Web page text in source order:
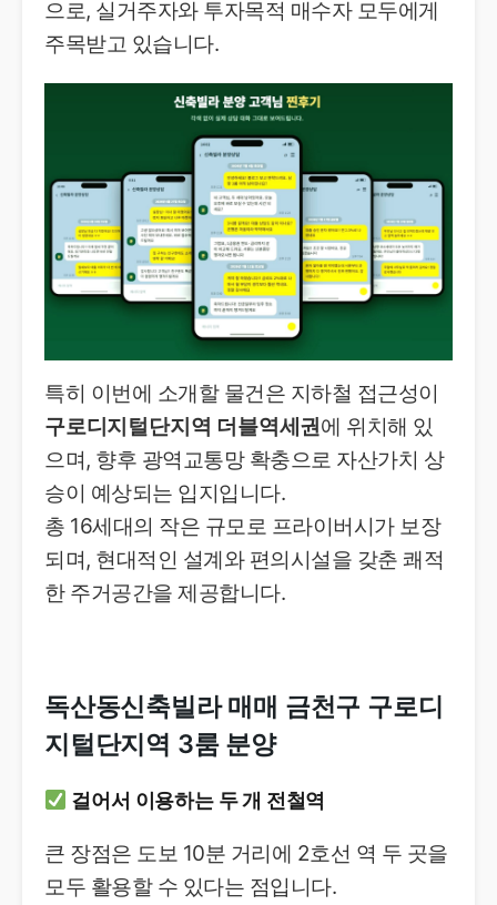
으로, 실거주자와 투자목적 매수자 모두에게
주목받고 있습니다.
특히 이번에 소개할 물건은 지하철 접근성이
구로디지털단지역 더블역세권에 위치해 있
으며, 향후 광역교통망 확충으로 자산가치 상
승이 예상되는 입지입니다.
총 16세대의 작은 규모로 프라이버시가 보장
되며, 현대적인 설계와 편의시설을 갖춘 쾌적
한 주거공간을 제공합니다.
독산동신축빌라 매매 금천구 구로디
지털단지역 3룸 분양
걸어서 이용하는 두 개 전철역
큰 장점은 도보 10분 거리에 2호선 역 두 곳을
모두 활용할 수 있다는 점입니다.